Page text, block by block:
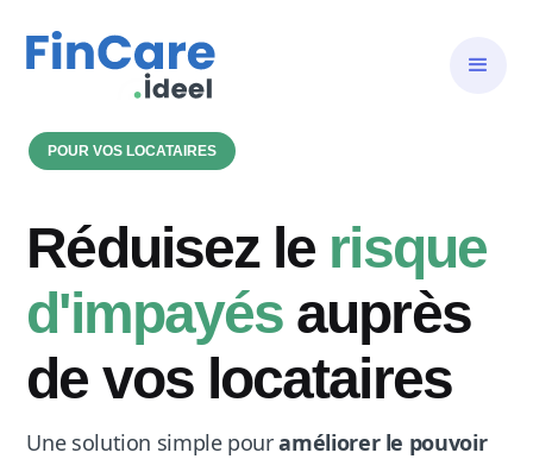
POUR VOS LOCATAIRES
Réduisez le risque
d'impayés auprès
de vos locataires
Une solution simple pouraméliorer le pouvoir